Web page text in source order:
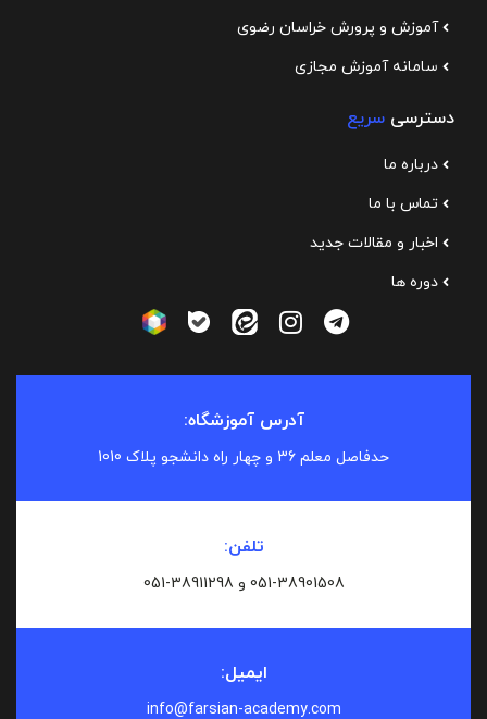
آموزش و پرورش خراسان رضوی
سامانه آموزش مجازی
دسترسی سریع
درباره ما
تماس با ما
اخبار و مقالات جدید
دوره ها
آدرس آموزشگاه:
حدفاصل معلم 36 و چهار راه دانشجو پلاک 1010
تلفن:
051-38901508 و 051-38911298
ایمیل:
info@farsian-academy.com